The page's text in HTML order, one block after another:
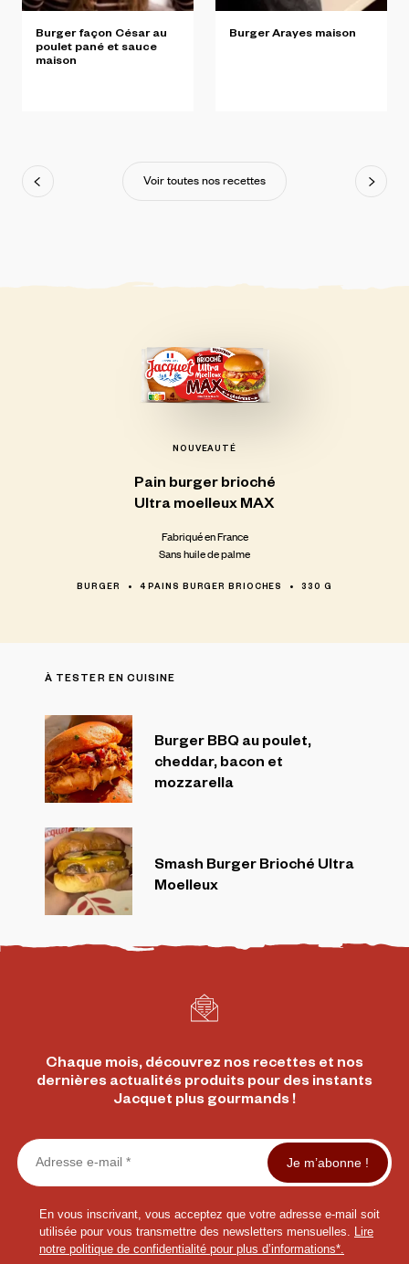
Burger façon César au
poulet pané et sauce
maison
BurgerArayes maison
Voir toutes nos recettes
NOUVEAUTÉ
Pain burger brioché
UltramoelleuxMAX
Fabriqué en France
Sans huile de palme
BURGER 4 PAINS BURGER BRIOCHES 330 G
À TESTER EN CUISINE
Burger BBQ au poulet,
cheddar, bacon et
mozzarella
Smash Burger Brioché Ultra
Moelleux
Chaque mois, découvrez nos recettes et nos
dernières actualités produits pour des instants
Jacquet plus gourmands !